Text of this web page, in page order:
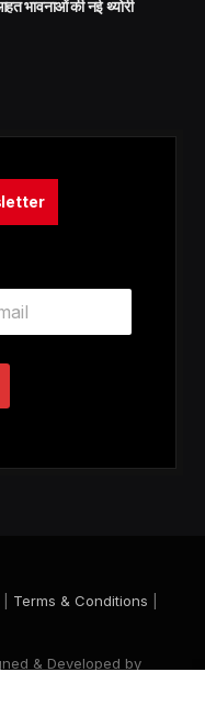
भावनाओं की नई थ्योरी
Terms & Conditions
& Developed by